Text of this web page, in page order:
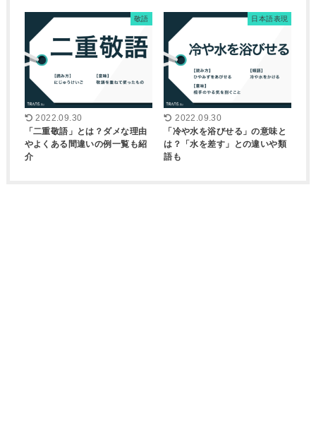
敬語
2022.09.30
「二重敬語」とは？ダメな理由
やよくある間違いの例一覧も紹
介
日本語表現
2022.09.30
「冷や水を浴びせる」の意味と
は？「水を差す」との違いや類
語も